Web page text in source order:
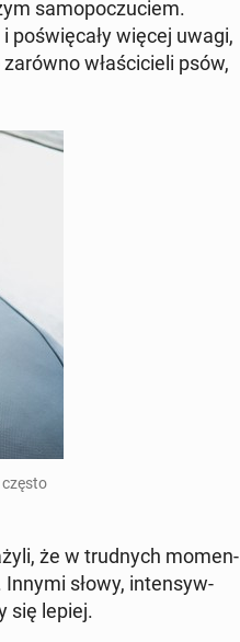
sa­mo­po­czu­ciem.
po­świę­ca­ły więcej uwagi,
wła­ści­cie­li psów,
że w trud­nych mo­men­
słowy, in­ten­syw­
się lepiej.